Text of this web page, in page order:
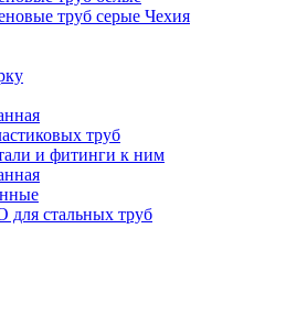
труб серые Чехия
труб
и фитинги к ним
стальных труб